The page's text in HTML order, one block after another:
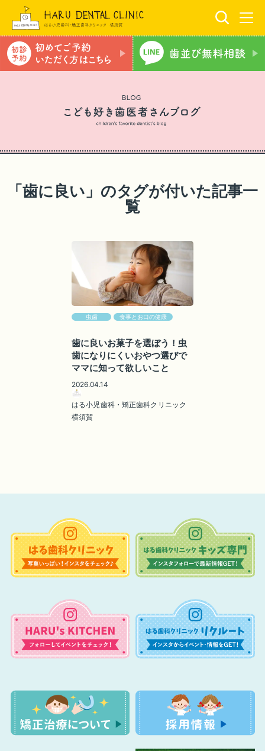
「歯に良い」のタグが付いた記事一
覧
虫歯 食事とお口の健康
歯に良いお菓子を選ぼう！虫
歯になりにくいおやつ選びで
ママに知って欲しいこと
2026.04.14
はる小児歯科・矯正歯科クリニック
横須賀